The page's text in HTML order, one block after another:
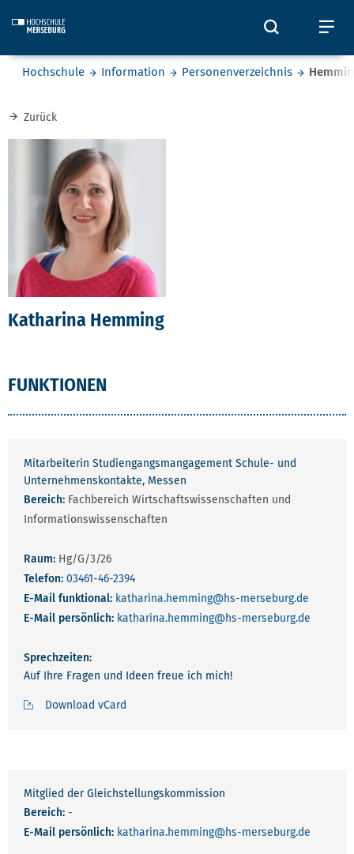
Öffnet
Sie befinden sich hier:
Hochschule Information Personenverzeichnis
Zurück
Katharina Hemming
FUNKTIONEN
Mitarbeiterin Studiengangsmangagement Schule- und
Unternehmenskontakte, Messen
Bereich: Fachbereich Wirtschaftswissenschaften und
Informationswissenschaften
Raum: Hg/G/3/26
Telefon: 03461-46-2394
E-Mail funktional: katharina.hemming@hs-merseburg.de
E-Mail persönlich: katharina.hemming@hs-merseburg.de
Sprechzeiten:
Auf Ihre Fragen und Ideen freue ich mich!
Download vCard
Mitglied der Gleichstellungskommission
Bereich: -
E-Mail persönlich: katharina.hemming@hs-merseburg.de